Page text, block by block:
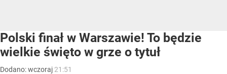
Polski finał w Warszawie! To będzie
wielkie święto w grze o tytuł
Dodano:wczoraj 21:51